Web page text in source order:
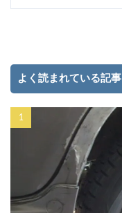
よく読まれている記事